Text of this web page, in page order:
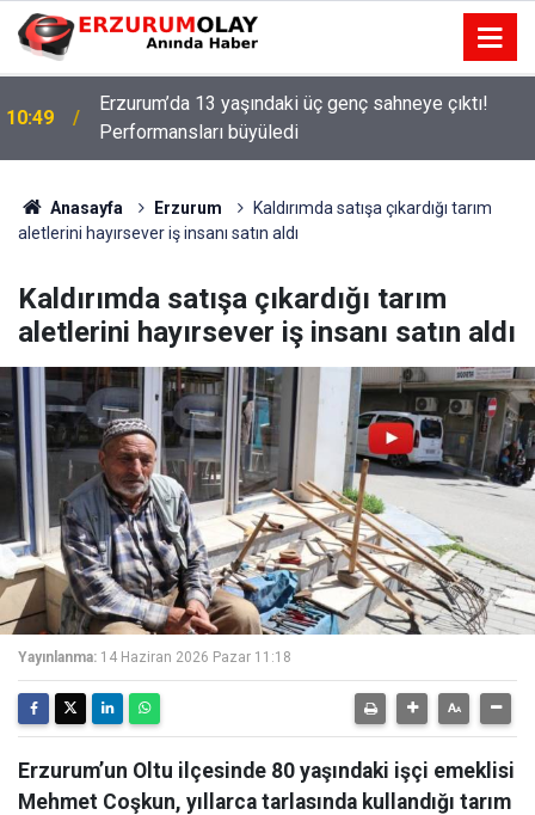
10:49
Erzurum’da 13 yaşındaki üç genç sahneye çıktı!
Performansları büyüledi
Anasayfa Erzurum
Kaldırımda satışa çıkardığı tarım
aletlerini hayırsever iş insanı satın aldı
Kaldırımda satışa çıkardığı tarım
aletlerini hayırsever iş insanı satın aldı
Yayınlanma: 14 Haziran 2026 Pazar 11:18
Erzurum’un Oltu ilçesinde 80 yaşındaki işçi emeklisi
Mehmet Coşkun, yıllarca tarlasında kullandığı tarım